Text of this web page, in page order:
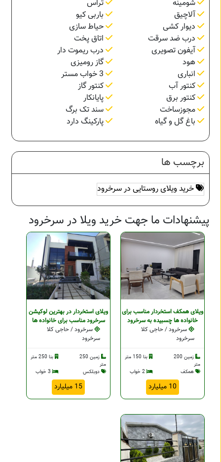
شومینه
تراس
آلاچیق
باربی کیو
دیوار کشی
حیاط سازی
درب ضد سرقت
اتاق پخت
آیفون تصویری
درب ریموت دار
هود
گاز رومیزی
انباری
کنتور آب
کنتور گاز
کنتور برق
پایانکار
مجوزساخت
سند تک برگ
باغ گل و گیاه
پارکینگ دارد
برچسب ها
خرید ویلای روستایی در سرخرود
پیشنهادات ما جهت خرید ویلا در سرخرود
ویلای همکف استخردار مناسب برای
خانواده ها چسبیده به سرخرود
سرخرود / حاجی کلا
سرخرود
زمین 200
متر
بنا 150 متر
همکف
2 خواب
10 میلیارد
ویلای استخردار در بهترین لوکيشن
سرخرود مناسب برای خانواده ها
سرخرود / حاجی کلا
سرخرود
زمین 250
متر
بنا 250 متر
دوبلکس
15 میلیارد